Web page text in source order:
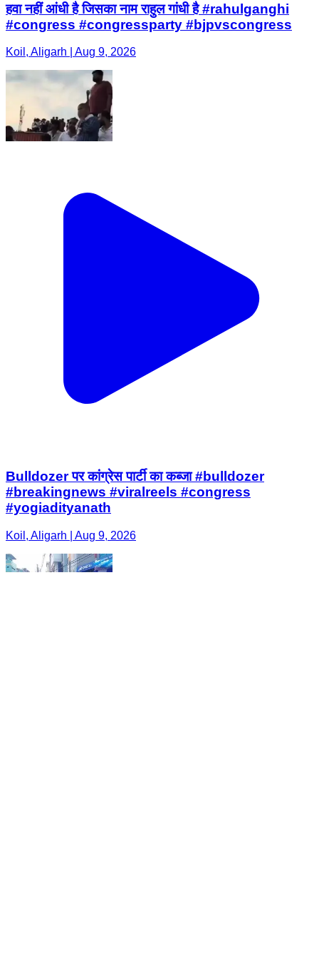
हवा नहीं आंधी है जिसका नाम राहुल गांधी है #rahulganghi
#congress #congressparty #bjpvscongress
Koil, Aligarh | Aug 9, 2026
Bulldozer पर कांग्रेस पार्टी का कब्जा #bulldozer
#breakingnews #viralreels #congress
#yogiadityanath
Koil, Aligarh | Aug 9, 2026